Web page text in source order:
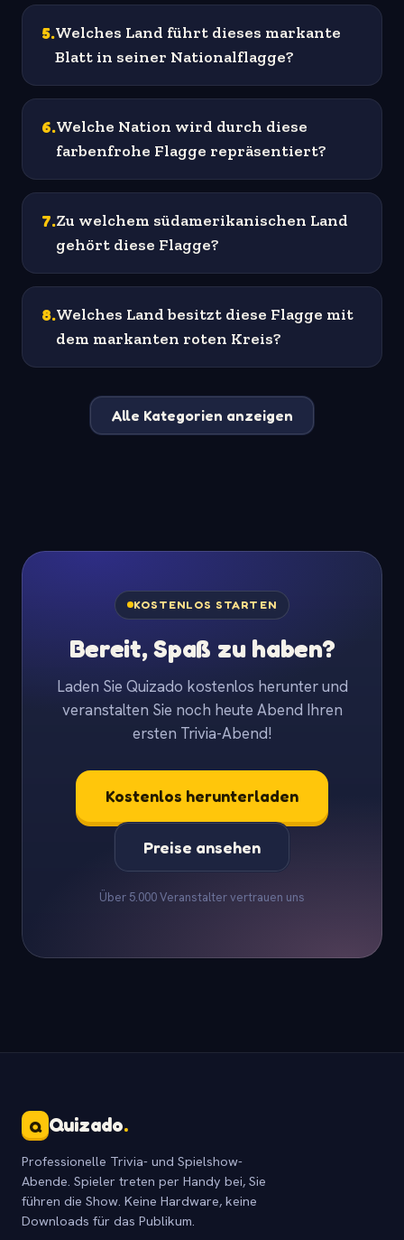
5.Welches Land führt dieses markante
Blatt in seiner Nationalflagge?
6.Welche Nation wird durch diese
farbenfrohe Flagge repräsentiert?
7.Zu welchem südamerikanischen Land
gehört diese Flagge?
8.Welches Land besitzt diese Flagge mit
dem markanten roten Kreis?
Alle Kategorien anzeigen
KOSTENLOS STARTEN
Bereit, Spaß zu haben?
Laden Sie Quizado kostenlos herunter und
veranstalten Sie noch heute Abend Ihren
ersten Trivia-Abend!
Kostenlos herunterladen
Preise ansehen
Über 5.000 Veranstalter vertrauen uns
Q Quizado.
Professionelle Trivia- und Spielshow-
Abende. Spieler treten per Handy bei, Sie
führen die Show. Keine Hardware, keine
Downloads für das Publikum.